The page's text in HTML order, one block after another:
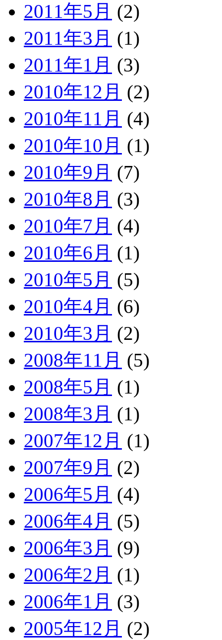
2011年5月 (2)
2011年3月 (1)
2011年1月 (3)
2010年12月 (2)
2010年11月 (4)
2010年10月 (1)
2010年9月 (7)
2010年8月 (3)
2010年7月 (4)
2010年6月 (1)
2010年5月 (5)
2010年4月 (6)
2010年3月 (2)
2008年11月 (5)
2008年5月 (1)
2008年3月 (1)
2007年12月 (1)
2007年9月 (2)
2006年5月 (4)
2006年4月 (5)
2006年3月 (9)
2006年2月 (1)
2006年1月 (3)
2005年12月 (2)